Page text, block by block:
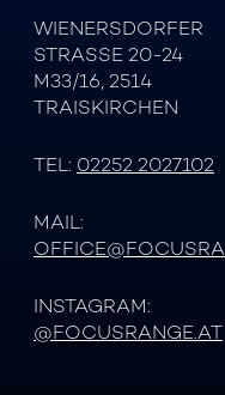
WIENERSDORFER
STRASSE 20-24
M33/16, 2514
TRAISKIRCHEN
TEL: 02252 2027102
MAIL:
INSTAGRAM:
@FOCUSRANGE.AT